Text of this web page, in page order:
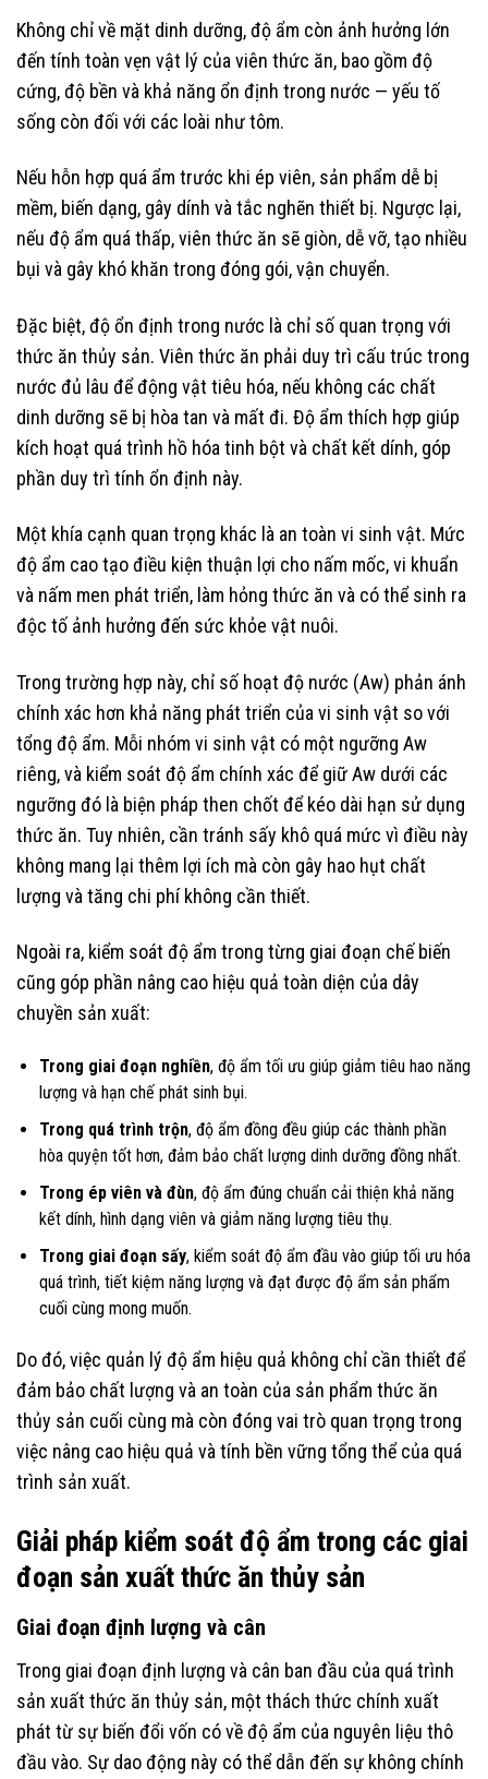
Không chỉ về mặt dinh dưỡng, độ ẩm còn ảnh hưởng lớn
đến tính toàn vẹn vật lý của viên thức ăn, bao gồm độ
cứng, độ bền và khả năng ổn định trong nước — yếu tố
sống còn đối với các loài như tôm.
Nếu hỗn hợp quá ẩm trước khi ép viên, sản phẩm dễ bị
mềm, biến dạng, gây dính và tắc nghẽn thiết bị. Ngược lại,
nếu độ ẩm quá thấp, viên thức ăn sẽ giòn, dễ vỡ, tạo nhiều
bụi và gây khó khăn trong đóng gói, vận chuyển.
Đặc biệt, độ ổn định trong nước là chỉ số quan trọng với
thức ăn thủy sản. Viên thức ăn phải duy trì cấu trúc trong
nước đủ lâu để động vật tiêu hóa, nếu không các chất
dinh dưỡng sẽ bị hòa tan và mất đi. Độ ẩm thích hợp giúp
kích hoạt quá trình hồ hóa tinh bột và chất kết dính, góp
phần duy trì tính ổn định này.
Một khía cạnh quan trọng khác là an toàn vi sinh vật. Mức
độ ẩm cao tạo điều kiện thuận lợi cho nấm mốc, vi khuẩn
và nấm men phát triển, làm hỏng thức ăn và có thể sinh ra
độc tố ảnh hưởng đến sức khỏe vật nuôi.
Trong trường hợp này, chỉ số hoạt độ nước (Aw) phản ánh
chính xác hơn khả năng phát triển của vi sinh vật so với
tổng độ ẩm. Mỗi nhóm vi sinh vật có một ngưỡng Aw
riêng, và kiểm soát độ ẩm chính xác để giữ Aw dưới các
ngưỡng đó là biện pháp then chốt để kéo dài hạn sử dụng
thức ăn. Tuy nhiên, cần tránh sấy khô quá mức vì điều này
không mang lại thêm lợi ích mà còn gây hao hụt chất
lượng và tăng chi phí không cần thiết.
Ngoài ra, kiểm soát độ ẩm trong từng giai đoạn chế biến
cũng góp phần nâng cao hiệu quả toàn diện của dây
chuyền sản xuất:
Trong giai đoạn nghiền, độ ẩm tối ưu giúp giảm tiêu hao năng
lượng và hạn chế phát sinh bụi.
Trong quá trình trộn, độ ẩm đồng đều giúp các thành phần
hòa quyện tốt hơn, đảm bảo chất lượng dinh dưỡng đồng nhất.
Trong ép viên và đùn, độ ẩm đúng chuẩn cải thiện khả năng
kết dính, hình dạng viên và giảm năng lượng tiêu thụ.
Trong giai đoạn sấy, kiểm soát độ ẩm đầu vào giúp tối ưu hóa
quá trình, tiết kiệm năng lượng và đạt được độ ẩm sản phẩm
cuối cùng mong muốn.
Do đó, việc quản lý độ ẩm hiệu quả không chỉ cần thiết để
đảm bảo chất lượng và an toàn của sản phẩm thức ăn
thủy sản cuối cùng mà còn đóng vai trò quan trọng trong
việc nâng cao hiệu quả và tính bền vững tổng thể của quá
trình sản xuất.
Giải pháp kiểm soát độ ẩm trong các giai
đoạn sản xuất thức ăn thủy sản
Giai đoạn định lượng và cân
Trong giai đoạn định lượng và cân ban đầu của quá trình
sản xuất thức ăn thủy sản, một thách thức chính xuất
phát từ sự biến đổi vốn có về độ ẩm của nguyên liệu thô
đầu vào. Sự dao động này có thể dẫn đến sự không chính